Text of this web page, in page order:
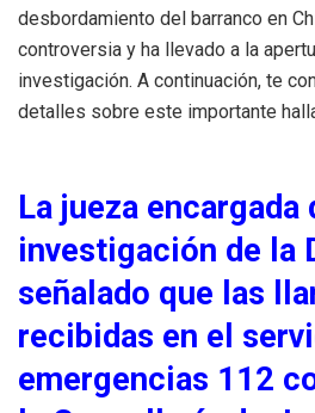
desbordamiento del barranco en
controversia y ha llevado a la
investigación. A continuación, te
detalles sobre este importante
La jueza encargada
investigación de la
señalado que las
recibidas en el
emergencias 112